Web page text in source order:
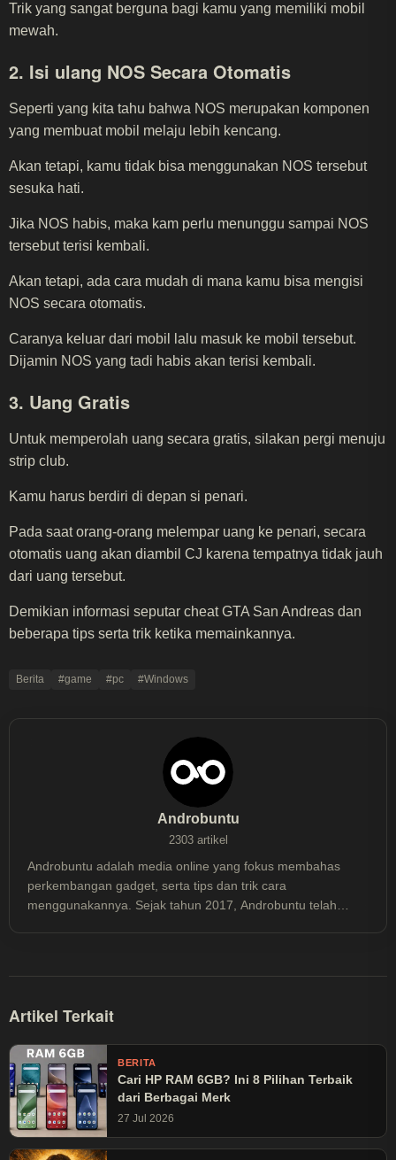
Trik yang sangat berguna bagi kamu yang memiliki mobil
mewah.
2. Isi ulang NOS Secara Otomatis
Seperti yang kita tahu bahwa NOS merupakan komponen
yang membuat mobil melaju lebih kencang.
Akan tetapi, kamu tidak bisa menggunakan NOS tersebut
sesuka hati.
Jika NOS habis, maka kam perlu menunggu sampai NOS
tersebut terisi kembali.
Akan tetapi, ada cara mudah di mana kamu bisa mengisi
NOS secara otomatis.
Caranya keluar dari mobil lalu masuk ke mobil tersebut.
Dijamin NOS yang tadi habis akan terisi kembali.
3. Uang Gratis
Untuk memperolah uang secara gratis, silakan pergi menuju
strip club.
Kamu harus berdiri di depan si penari.
Pada saat orang-orang melempar uang ke penari, secara
otomatis uang akan diambil CJ karena tempatnya tidak jauh
dari uang tersebut.
Demikian informasi seputar cheat GTA San Andreas dan
beberapa tips serta trik ketika memainkannya.
Berita #game #pc #Windows
Androbuntu
2303 artikel
Androbuntu adalah media online yang fokus membahas
perkembangan gadget, serta tips dan trik cara
menggunakannya. Sejak tahun 2017, Androbuntu telah
Artikel Terkait
BERITA
Cari HP RAM 6GB? Ini 8 Pilihan Terbaik
dari Berbagai Merk
27 Jul 2026